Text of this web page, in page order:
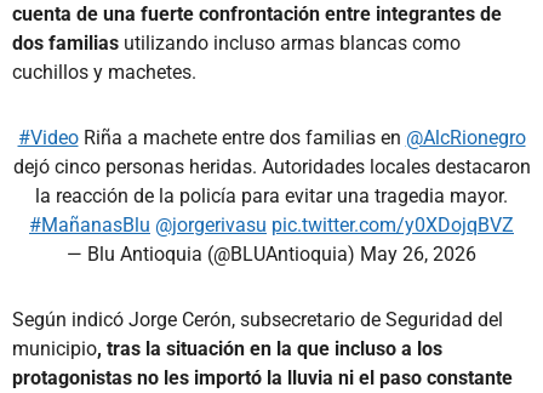
cuenta de una fuerte confrontación entre integrantes de
dos familias utilizando incluso armas blancas como
cuchillos y machetes.
#VideoRiña a machete entre dos familias en @AlcRionegro
dejó cinco personas heridas. Autoridades locales destacaron
la reacción de la policía para evitar una tragedia mayor.
#MañanasBlu @jorgerivasu pic.twitter.com/y0XDojqBVZ
— Blu Antioquia (@BLUAntioquia) May 26, 2026
Según indicó Jorge Cerón, subsecretario de Seguridad del
municipio, tras la situación en la que incluso a los
protagonistas no les importó la lluvia ni el paso constante